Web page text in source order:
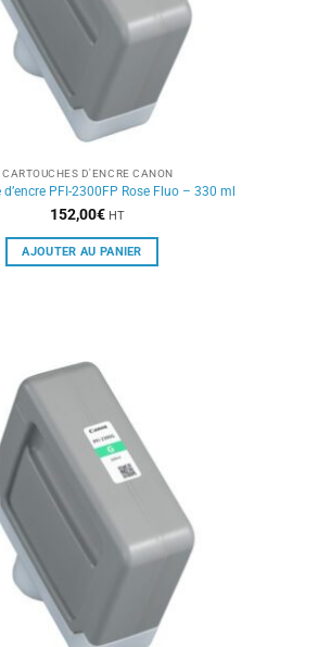
CARTOUCHES D'ENCRE CANON
PFI-2300FP Rose Fluo – 330 ml
152,00€ HT
AJOUTER AU PANIER